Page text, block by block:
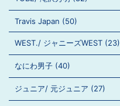
Travis Japan (50)
WEST./ ジャニーズWEST (23)
なにわ男子 (40)
ジュニア/ 元ジュニア (27)